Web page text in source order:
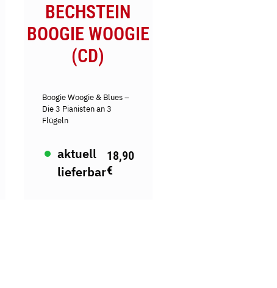
BECHSTEIN
BOOGIE WOOGIE
(CD)
Boogie Woogie & Blues –
Die 3 Pianisten an 3
Flügeln
aktuell
lieferbar
18,90
€